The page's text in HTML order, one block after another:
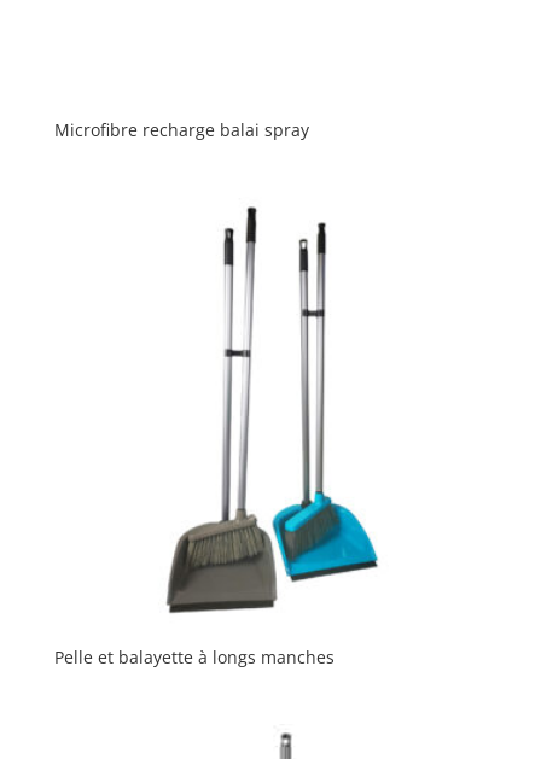
Microfibre recharge balai spray
Pelle et balayette à longs manches